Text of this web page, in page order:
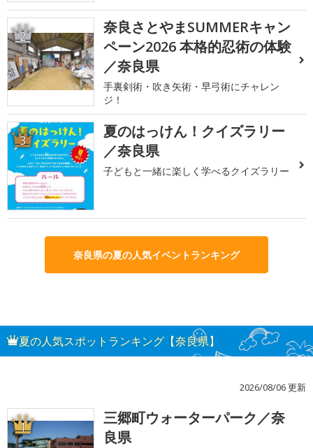
2
奈良さとやまSUMMERキャン
ペーン2026 本格的忍術の体験
／奈良県
手裏剣術・吹き矢術・早弓術にチャレン
ジ！
3
夏のはっけん！クイズラリー
／奈良県
子どもと一緒に楽しく学べるクイズラリー
奈良県の夏の人気イベントランキング
夏の人気スポットランキング【奈良県】
2026/08/06 更新
1
三郷町ウォーターパーク／奈
良県